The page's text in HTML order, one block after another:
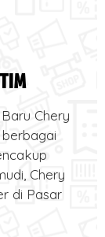
Chery
Chery
di Pasar